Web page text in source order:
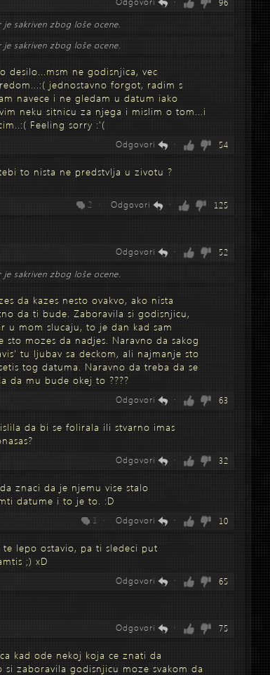
96
je sakriven zbog loše ocene.
je sakriven zbog loše ocene.
desilo...msm ne godisnjica, vec
jednostavno forgot, radim s
navece i ne gledam u datum iako
neku sitnicu za njega i mislim o tom...i
Feeling sorry :'(
54
Odgovori ·
to nista ne predstvlja u zivotu ?
125
Odgovori ·
2 ·
52
Odgovori ·
je sakriven zbog loše ocene.
da kazes nesto ovakvo, ako nista
da ti bude. Zaboravila si godisnjicu,
u mom slucaju, to je dan kad sam
sto mozes da nadjes. Naravno da sakog
tu ljubav sa deckom, ali najmanje sto
tog datuma. Naravno da treba da se
da mu bude okej to ????
63
Odgovori ·
da bi se folirala ili stvarno imas
32
Odgovori ·
znaci da je njemu vise stalo
datume i to je to. :D
10
Odgovori ·
1 ·
lepo ostavio, pa ti sledeci put
;) xD
65
Odgovori ·
75
Odgovori ·
kad ode nekoj koja ce znati da
zaboravila godisnjicu moze svakom da